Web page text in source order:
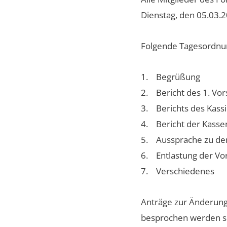
Dienstag, den
Folgende
1. Begrüßung
2. Bericht des 1.
3. Berichts des
4. Bericht der
5. Aussprache zu
6. Entlastung der
7. Verschiedenes
Anträge zur
besprochen werden